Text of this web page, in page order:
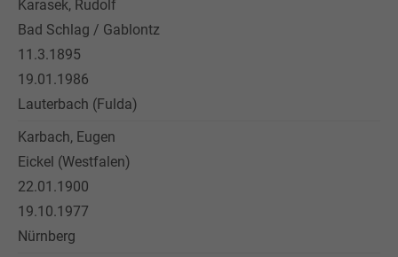
Karasek, Rudolf
Bad Schlag / Gablontz
11.3.1895
19.01.1986
Lauterbach (Fulda)
Karbach, Eugen
Eickel (Westfalen)
22.01.1900
19.10.1977
Nürnberg